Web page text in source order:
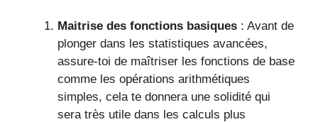
Maitrise des fonctions basiques : Avant de
plonger dans les statistiques avancées,
assure-toi de maîtriser les fonctions de base
comme les opérations arithmétiques
simples, cela te donnera une solidité qui
sera très utile dans les calculs plus